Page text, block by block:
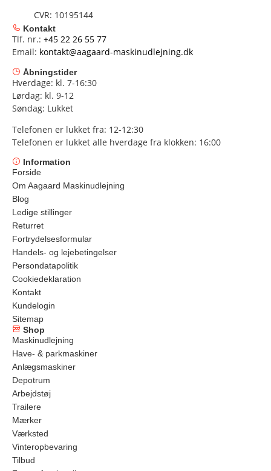
CVR: 10195144
Kontakt
Tlf. nr.: +45 22 26 55 77
Email: kontakt@aagaard-maskinudlejning.dk
Åbningstider
Hverdage: kl. 7-16:30
Lørdag: kl. 9-12
Søndag: Lukket
Telefonen er lukket fra: 12-12:30
Telefonen er lukket alle hverdage fra klokken: 16:00
Information
Forside
Om Aagaard Maskinudlejning
Blog
Ledige stillinger
Returret
Fortrydelsesformular
Handels- og lejebetingelser
Persondatapolitik
Cookiedeklaration
Kontakt
Kundelogin
Sitemap
Shop
Maskinudlejning
Have- & parkmaskiner
Anlægsmaskiner
Depotrum
Arbejdstøj
Trailere
Mærker
Værksted
Vinteropbevaring
Tilbud